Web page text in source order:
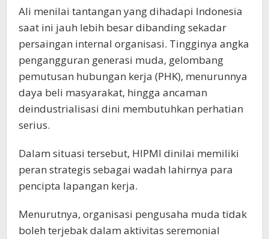
Ali menilai tantangan yang dihadapi Indonesia
saat ini jauh lebih besar dibanding sekadar
persaingan internal organisasi. Tingginya angka
pengangguran generasi muda, gelombang
pemutusan hubungan kerja (PHK), menurunnya
daya beli masyarakat, hingga ancaman
deindustrialisasi dini membutuhkan perhatian
serius.
Dalam situasi tersebut, HIPMI dinilai memiliki
peran strategis sebagai wadah lahirnya para
pencipta lapangan kerja.
Menurutnya, organisasi pengusaha muda tidak
boleh terjebak dalam aktivitas seremonial